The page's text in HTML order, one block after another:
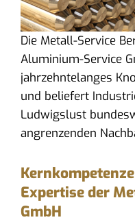
Die Metall-Service
Aluminium-Service
jahrzehntelanges
und beliefert
Ludwigslust
angrenzenden
Expertise der
GmbH